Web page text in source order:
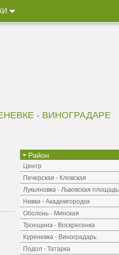
- ВИНОГРАДАРЕ
Район
Центр
Печерская - Кловская
Лукьяновка - Львовская площадь
Нивки - Академгородок
Оболонь - Минская
Троещина - Воскресенка
Куреневка - Виноградарь
Подол - Татарка